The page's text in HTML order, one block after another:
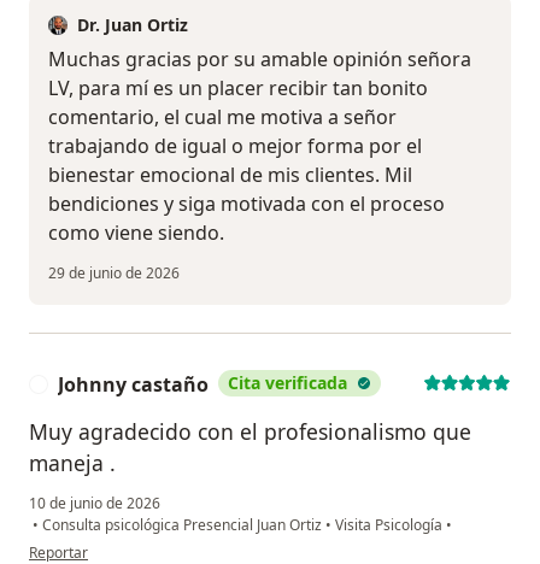
Dr. Juan Ortiz
Muchas gracias por su amable opinión señora
LV, para mí es un placer recibir tan bonito
comentario, el cual me motiva a señor
trabajando de igual o mejor forma por el
bienestar emocional de mis clientes. Mil
bendiciones y siga motivada con el proceso
como viene siendo.
29 de junio de 2026
Johnny castaño Cita verificada
Muy agradecido con el profesionalismo que
maneja .
10 de junio de 2026
• Consulta psicológica Presencial Juan Ortiz • Visita Psicología •
en opinión del usuario Johnny castaño
Reportar